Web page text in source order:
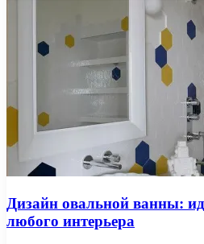
Дизайн овальной ванны:
любого интерьера